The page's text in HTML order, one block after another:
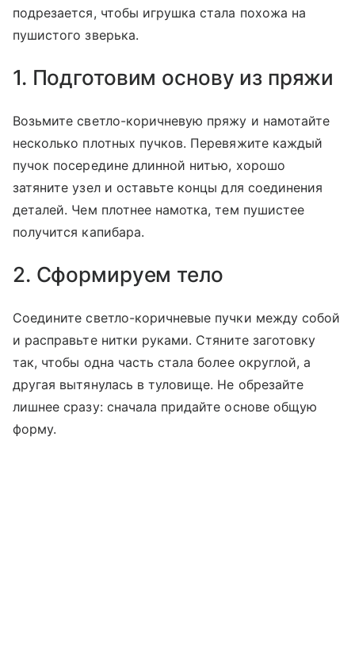
подрезается, чтобы игрушка стала похожа на
пушистого зверька.
1. Подготовим основу из пряжи
Возьмите светло-коричневую пряжу и намотайте
несколько плотных пучков. Перевяжите каждый
пучок посередине длинной нитью, хорошо
затяните узел и оставьте концы для соединения
деталей. Чем плотнее намотка, тем пушистее
получится капибара.
2. Сформируем тело
Соедините светло-коричневые пучки между собой
и расправьте нитки руками. Стяните заготовку
так, чтобы одна часть стала более округлой, а
другая вытянулась в туловище. Не обрезайте
лишнее сразу: сначала придайте основе общую
форму.